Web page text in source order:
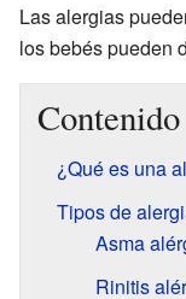
Las alergias
los bebés pueden
Contenido
¿Qué es una
Tipos de
Asma
Rinitis